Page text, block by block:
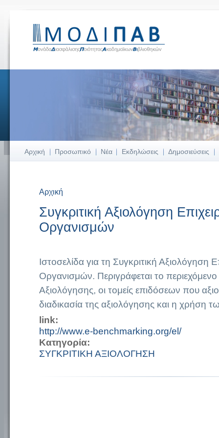
Αρχική Προσωπικό Νέα Εκδηλώσεις Δημοσιεύσεις
Είστε εδώ
Αρχική
Συγκριτική Αξιολόγηση
Οργανισμών
Ιστοσελίδα για τη Συγκριτική Αξιολόγηση
Οργανισμών. Περιγράφεται το περιεχόμενο
Αξιολόγησης, οι τομείς επιδόσεων που
διαδικασία της αξιολόγησης και η χρήση
link:
http://www.e-benchmarking.org/el/
Κατηγορία:
ΣΥΓΚΡΙΤΙΚΗ ΑΞΙΟΛΟΓΗΣΗ